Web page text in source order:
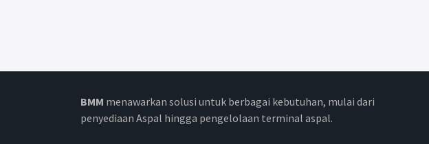
BMM menawarkan solusi untuk berbagai kebutuhan, mulai dari
penyediaan Aspal hingga pengelolaan terminal aspal.